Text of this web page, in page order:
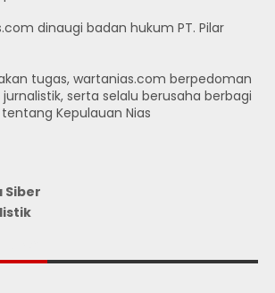
dinaugi badan hukum PT. Pilar
tugas, wartanias.com berpedoman
serta selalu berusaha berbagi
Kepulauan Nias
Siber